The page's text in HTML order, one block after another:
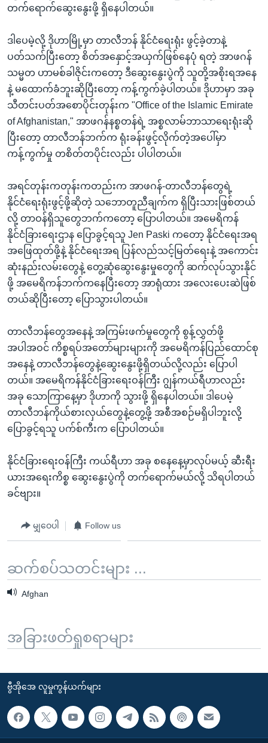
တက်ရောက်ဆွေးနွေးဖို့ ရှိနေပါတယ်။
ဒါပေမဲ့လို့ ဒိုဟာမြို့မှာ တာလီဘန် နိုင်ငံရေးရုံး ဖွင့်ခဲ့တာနဲ့
ပတ်သက်ပြီးတော့ စိတ်အနှောင့်အယှက်ဖြစ်နေပုံ ရတဲ့ အာဖဂန်
သမ္မတ ဟာမစ်ခါဇိုင်းကတော့ ဒီဆွေးနွေးပွဲကို သူတို့အစိုးရအနေ
နဲ့ မထောက်ခံဘူးဆိုပြီးတော့ ကန့်ကွက်ခဲ့ပါတယ်။ ဒိုဟာမှာ အခု
သီတင်းပတ်အစောပိုင်းတုန်းက "Office of the Islamic Emirate
of Afghanistan," အာဖဂန်နစ္စတန်ရဲ့ အစ္စလာမ်ဘာသာရေးရုံးဆို
ပြီးတော့ တာလီဘန်ဘက်က ရုံးခန်းဖွင့်လိုက်တဲ့အပေါ်မှာ
ကန့်ကွက်မှု တစိတ်တပိုင်းလည်း ပါပါတယ်။
အရင်တုန်းကတုန်းကတည်းက အာဖဂန်-တာလီဘန်တွေရဲ့
နိုင်ငံရေးရုံးဖွင့်ဖို့ဆိုတဲ့ သဘောတူညီချက်က ရှိပြီးသားဖြစ်တယ်
လို့ တာဝန်ရှိသူတွေဘက်ကတော့ ပြောပါတယ်။ အမေရိကန်
နိုင်ငံခြားရေးဌာန ပြောခွင့်ရသူ Jen Paski ကတော့ နိုင်ငံရေးအရ
အဖြေထုတ်ဖို့နဲ့ နိုင်ငံရေးအရ ပြန်လည်သင့်မြတ်ရေးနဲ့ အကောင်း
ဆုံးနည်းလမ်းတွေနဲ့ တွေ့ဆုံဆွေးနွေးမှုတွေကို ဆက်လုပ်သွားနိုင်
ဖို့ အမေရိကန်ဘက်ကနေပြီးတော့ အာရုံထား အလေးပေးဆဲဖြစ်
တယ်ဆိုပြီးတော့ ပြောသွားပါတယ်။
တာလီဘန်တွေအနေနဲ့ အကြမ်းဖက်မှုတွေကို စွန့်လွှတ်ဖို့
အပါအဝင် ကိစ္စရပ်အတော်များများကို အမေရိကန်ပြည်ထောင်စု
အနေနဲ့ တာလီဘန်တွေနဲ့ဆွေးနွေးဖို့ရှိတယ်လို့လည်း ပြောပါ
တယ်။ အမေရိကန်နိုင်ငံခြားရေးဝန်ကြီး ဂျွန်ကယ်ရီဟာလည်း
အခု သောကြာနေ့မှာ ဒိုဟာကို သွားဖို့ ရှိနေပါတယ်။ ဒါပေမဲ့
တာလီဘန်ကိုယ်စားလှယ်တွေနဲ့တွေ့ဖို့ အစီအစဉ်မရှိပါဘူးလို့
ပြောခွင့်ရသူ ပက်စ်ကီးက ပြောပါတယ်။
နိုင်ငံခြားရေးဝန်ကြီး ကယ်ရီဟာ အခု စနေနေ့မှာလုပ်မယ့် ဆီးရီး
ယားအရေးကိစ္စ ဆွေးနွေးပွဲကို တက်ရောက်မယ်လို့ သိရပါတယ်
ခင်ဗျား။
မျှဝေပါ Follow us
ဆက်စပ်သတင်းများ ...
Afghan
အခြားဖတ်ရှုစရာများ
ဗွီအိုအေ လူမှုကွန်ယက်များ